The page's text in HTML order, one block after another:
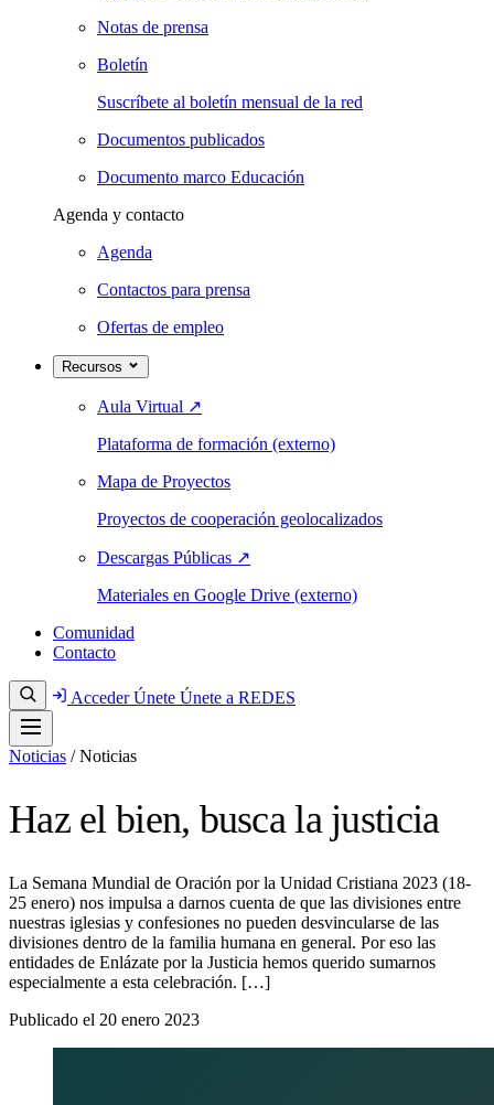
Notas de prensa
Boletín
Suscríbete al boletín mensual de la red
Documentos publicados
Documento marco Educación
Agenda y contacto
Agenda
Contactos para prensa
Ofertas de empleo
Recursos
Aula Virtual ↗
Plataforma de formación (externo)
Mapa de Proyectos
Proyectos de cooperación geolocalizados
Descargas Públicas ↗
Materiales en Google Drive (externo)
Comunidad
Contacto
AccederÚnete Únete a REDES
Noticias / Noticias
Haz el bien, busca la justicia
La Semana Mundial de Oración por la Unidad Cristiana 2023 (18-
25 enero) nos impulsa a darnos cuenta de que las divisiones entre
nuestras iglesias y confesiones no pueden desvincularse de las
divisiones dentro de la familia humana en general. Por eso las
entidades de Enlázate por la Justicia hemos querido sumarnos
especialmente a esta celebración. […]
Publicado el 20 enero 2023